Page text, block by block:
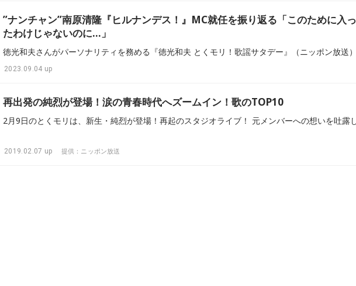
”ナンチャン”南原清隆『ヒルナンデス！』MC就任を振り返る「このために入っ
たわけじゃないのに…」
2023.09.04 up
再出発の純烈が登場！涙の青春時代へズームイン！歌のTOP10
2019.02.07 up 提供：ニッポン放送